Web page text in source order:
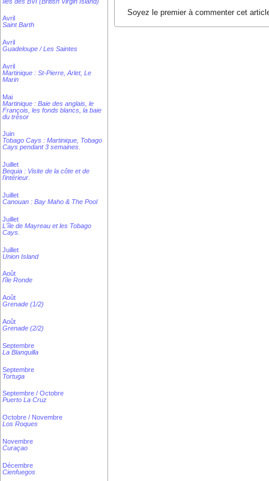
Avril
Saint Barth
Avril
Guadeloupe / Les Saintes
Avril
Martinique : St-Pierre, Arlet, Le
Marin
Mai
Martinique : Baie des anglais, le
François, les fonds blancs, la baie
du trésor
Juin
Tobago Cays : Martinique, Tobago
Cays pendant 3 semaines.
Juillet
Bequia : Visite de la côte et de
l'intérieur.
Juillet
Canouan : Bay Maho & The Pool
Juillet
L'île de Mayreau et les Tobago
Cays.
Juillet
Union Island
Août
l'île Ronde
Août
Grenade (1/2)
Août
Grenade (2/2)
Septembre
La Blanquilla
Septembre
Tortuga
Septembre / Octobre
Puerto La Cruz
Octobre / Novembre
Los Roques
Novembre
Curaçao
Décembre
Cienfuegos
Soyez le premier à commenter cet